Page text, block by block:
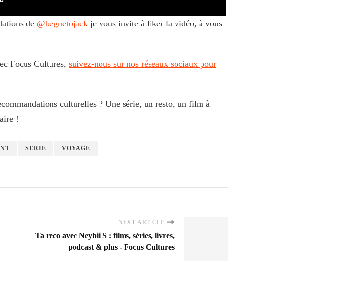
de ‪@begnetojack‬ je vous invite à liker la vidéo, à vous
Focus Cultures, suivez-nous sur nos réseaux sociaux pour
culturelles ? Une série, un resto, un film à
!
SERIE VOYAGE
NEXT ARTICLE
Ta reco avec ‪Neybii S‬ : films, séries, livres,
podcast & plus - Focus Cultures